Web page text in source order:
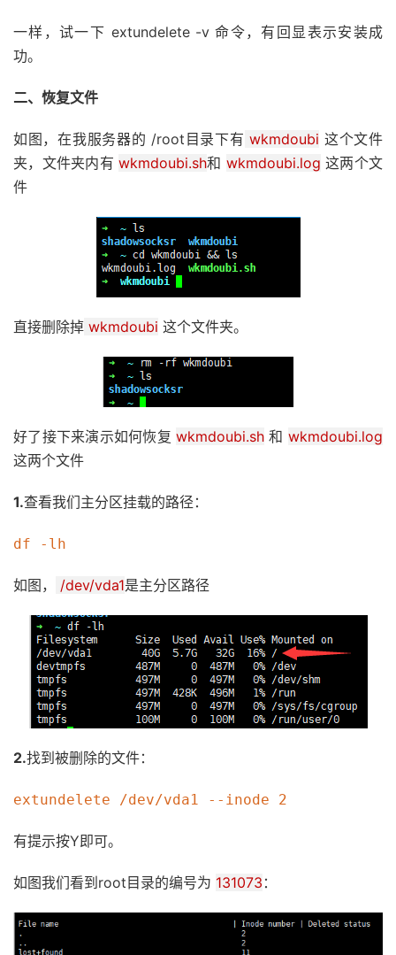
一样，试一下 extundelete -v 命令，有回显表示安装成
功。
二、恢复文件
如图，在我服务器的 /root目录下有 wkmdoubi 这个文件
夹，文件夹内有wkmdoubi.sh和 wkmdoubi.log 这两个文
件
直接删除掉 wkmdoubi 这个文件夹。
好了接下来演示如何恢复wkmdoubi.sh 和wkmdoubi.log
这两个文件
1.查看我们主分区挂载的路径：
df -lh
如图， /dev/vda1是主分区路径
2.找到被删除的文件：
extundelete /dev/vda1 --inode 2
有提示按Y即可。
如图我们看到root目录的编号为 131073 ：